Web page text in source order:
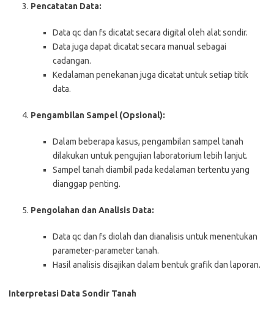
Pencatatan Data:
Data qc dan fs dicatat secara digital oleh alat sondir.
Data juga dapat dicatat secara manual sebagai
cadangan.
Kedalaman penekanan juga dicatat untuk setiap titik
data.
Pengambilan Sampel (Opsional):
Dalam beberapa kasus, pengambilan sampel tanah
dilakukan untuk pengujian laboratorium lebih lanjut.
Sampel tanah diambil pada kedalaman tertentu yang
dianggap penting.
Pengolahan dan Analisis Data:
Data qc dan fs diolah dan dianalisis untuk menentukan
parameter-parameter tanah.
Hasil analisis disajikan dalam bentuk grafik dan laporan.
Interpretasi Data Sondir Tanah